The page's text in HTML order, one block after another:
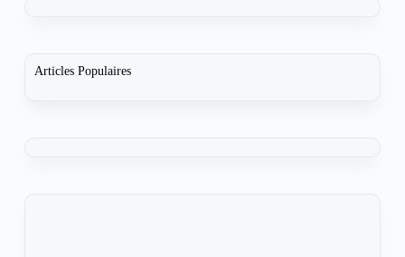
Articles Populaires